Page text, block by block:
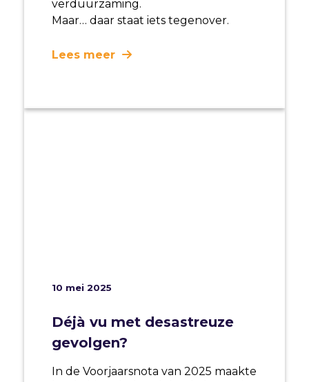
verduurzaming.
Maar… daar staat iets tegenover.
Lees meer
10 mei 2025
Déjà vu met desastreuze
gevolgen?
In de Voorjaarsnota van 2025 maakte